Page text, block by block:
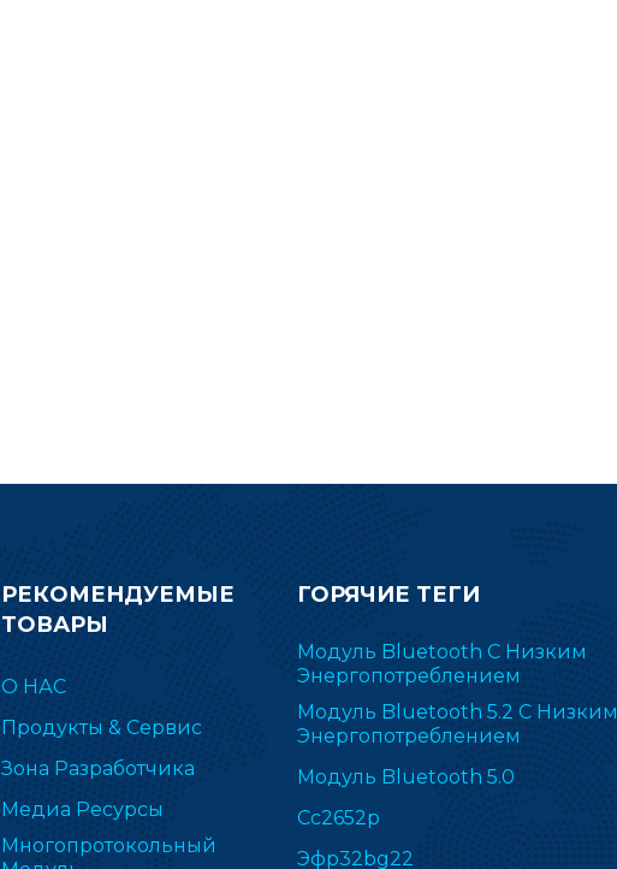
РЕКОМЕНДУЕМЫЕ
ТОВАРЫ
О НАС
Продукты & Сервис
Зона Разработчика
Медиа Ресурсы
Многопротокольный
ГОРЯЧИЕ ТЕГИ
Модуль Bluetooth С Низким
Энергопотреблением
Модуль Bluetooth 5.2 С Низким
Энергопотреблением
Модуль Bluetooth 5.0
Cc2652p
Эфр32bg22